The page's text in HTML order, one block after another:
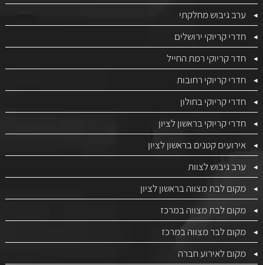
ערב גיבוש מחלקתי
חדרי קריוקי ירושלים
חדר קריוקי רמת החייל
חדרי קריוקי רחובות
חדרי קריוקי בחולון
חדרי קריוקי בראשון לציון
אירועים קטנים בראשון לציון
ערב גיבוש לצוות
מקום לבת מצווה בראשון לציון
מקום לבת מצווה במרכז
מקום לבר מצווה במרכז
מקום לאירוע חברה